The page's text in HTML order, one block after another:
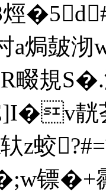
焗皷沏
畷規S�.
靗
z蛟?#=
镖�+